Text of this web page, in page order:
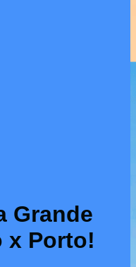
Grande
x Porto!